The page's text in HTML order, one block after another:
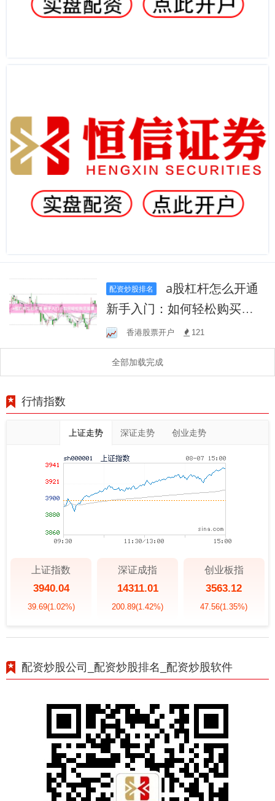
配资炒股排名
新手入门：如何轻松购买股
票
香港股票开户 121
全部加载完成
行情指数
上证走势 深证走势 创业走势
上证指数
3940.04
39.69(1.02%)
深证成指
14311.01
200.89(1.42%)
创业板指
3563.12
47.56(1.35%)
配资炒股公司_配资炒股排名_配资炒股软件